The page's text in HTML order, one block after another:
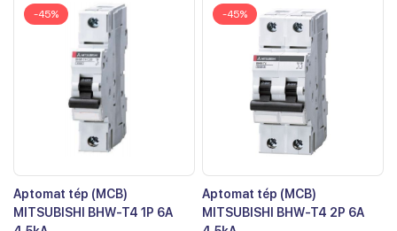
-45%
Aptomat tép (MCB)
MITSUBISHI BHW-T4 1P 6A
-45%
Aptomat tép (MCB)
MITSUBISHI BHW-T4 2P 6A